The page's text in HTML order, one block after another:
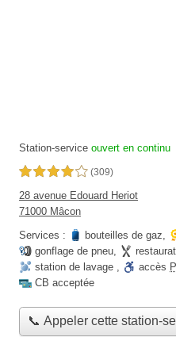
Station-service ouvert en continu
4,0 étoiles sur 5 (309)
28 avenue Edouard Heriot
71000 Mâcon
Services :
bouteilles de gaz,
gonflage de pneu,
station de lavage , accès
CB acceptée
📞 Appeler cette station-